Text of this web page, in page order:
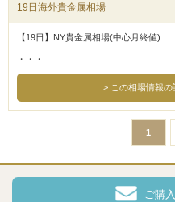
19日海外貴金属相場
【19日】NY貴金属相場(中心月終値)
・・・
この相場情報
1
ご購